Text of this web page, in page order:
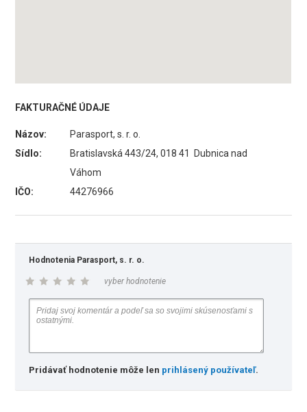
FAKTURAČNÉ ÚDAJE
Názov:
Parasport, s. r. o.
Sídlo:
Bratislavská 443/24, 018 41 Dubnica nad
Váhom
IČO:
44276966
Hodnotenia Parasport, s. r. o.
vyber hodnotenie
Pridávať hodnotenie môže len prihlásený používateľ.